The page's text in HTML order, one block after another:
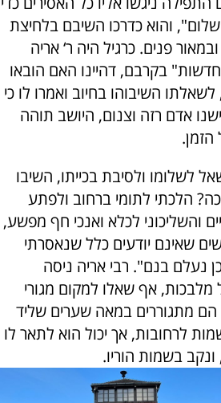
והוא כדרכו השיבם בלחיצת
פנים. כרגיל היה ר‘ אריה
בקרבם, דהיינו האם הובאו
השיבוהו בחיוב ואמרו לו כי
אדם רזה וצנום, היושב תוהה
הזמן.
לשלומו ולסיבת בכייתו, השיבו
הלכתי לתומי ברחוב ולפתע
והשליכוני לכלא ואנכי חף מפשע,
שאינם יודעים כלל שנאסרתי
נעלם בנם". רבי אריה ניסה
מלבכות, אף שאלו למקום מגורי
הם מתגוררים במאה שערים שליד
לרחובות, אך יכול הוא לתאר לו
בשמות הוריו.